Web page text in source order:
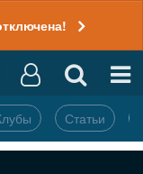
Статьи